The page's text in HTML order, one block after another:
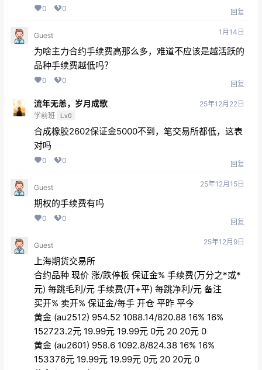
0 0 回复
Guest 1月14日
为啥主力合约手续费高那么多，难道不应该是越活跃的
品种手续费越低吗？
0 0 回复
流年无恙，岁月成歌
学前班 Lv0
25年12月22日
合成橡胶2602保证金5000不到，笔交易所都低，这表
对吗
0 0 回复
Guest 25年12月15日
期权的手续费有吗
0 0 回复
Guest 25年12月9日
上海期货交易所
合约品种 现价 涨/跌停板 保证金% 手续费(万分之*或*
元) 每跳毛利/元 手续费(开+平) 每跳净利/元 备注
买开% 卖开% 保证金/每手 开仓 平昨 平今
黄金 (au2512) 954.52 1088.14/820.88 16% 16%
152723.2元 19.99元 19.99元 0元 20 20元 0
黄金 (au2601) 958.6 1092.8/824.38 16% 16%
153376元 19.99元 19.99元 0元 20 20元 0